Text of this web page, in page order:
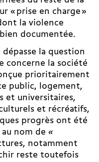
« prise en charge »
la violence
documentée.
la question
concerne la société
prioritairement
public, logement,
et universitaires,
et récréatifs,
progrès ont été
au nom de «
notamment
reste toutefois